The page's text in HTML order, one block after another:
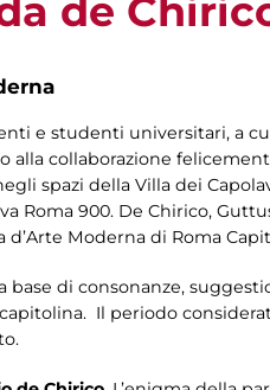
de
e studenti universitari, a
alla collaborazione
spazi della Villa dei
Roma 900. De Chirico,
d’Arte Moderna di Roma
base di consonanze,
Il periodo